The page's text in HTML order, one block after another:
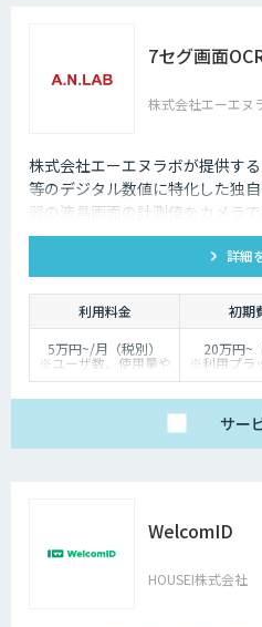
7セグ画面
株式会社エーエヌ
株式会社エーエヌラボが提供す
等のデジタル数値に特化した独
器の液晶画面の計測値をカメラ
して記録するサービスです
詳細
利用料金 初期
5万円~/月（税別）
※ユーザ数、使用量や
カスタマイズ要望に応
20万円~
※利用プラ
ムや必要な
サー
WelcomID
HOUSEI株式会社